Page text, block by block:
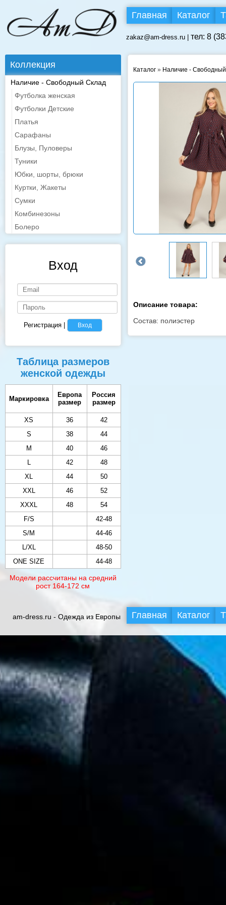
Главная Каталог
zakaz@am-dress.ru | тел: 8
Коллекция
Наличие - Свободный Склад
Футболка женская
Футболки Детские
Платья
Сарафаны
Блузы, Пуловеры
Туники
Юбки, шорты, брюки
Куртки, Жакеты
Сумки
Комбинезоны
Болеро
Вход
Регистрация Вход
Таблица размеров
женской одежды
Маркировка
Европа
размер
Россия
размер
XS 36
42
S
38
44
M
40
46
L
42
48
XL
44
50
XXL
46
52
XXXL
48
54
F/S
42-48
S/M
44-46
L/XL
48-50
ONE SIZE
44-48
Модели рассчитаны на средний
рост 164-172 см
Каталог » Наличие -
Описание товара:
Состав: полиэстер
am-dress.ru - Одежда из Европы Главная Каталог